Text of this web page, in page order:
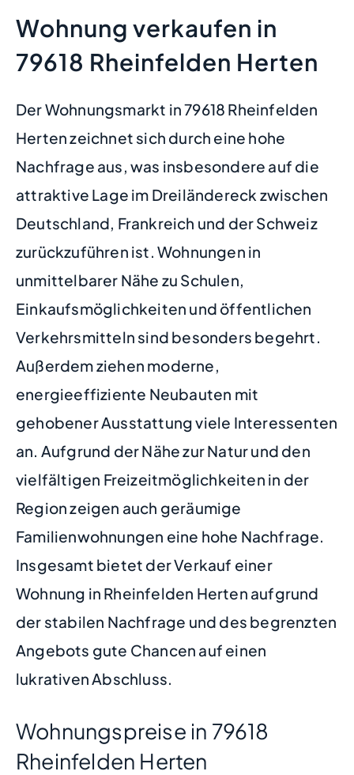
Wohnung verkaufen in
79618 Rheinfelden Herten
Der Wohnungsmarkt in 79618 Rheinfelden
Herten zeichnet sich durch eine hohe
Nachfrage aus, was insbesondere auf die
attraktive Lage im Dreiländereck zwischen
Deutschland, Frankreich und der Schweiz
zurückzuführen ist. Wohnungen in
unmittelbarer Nähe zu Schulen,
Einkaufsmöglichkeiten und öffentlichen
Verkehrsmitteln sind besonders begehrt.
Außerdem ziehen moderne,
energieeffiziente Neubauten mit
gehobener Ausstattung viele Interessenten
an. Aufgrund der Nähe zur Natur und den
vielfältigen Freizeitmöglichkeiten in der
Region zeigen auch geräumige
Familienwohnungen eine hohe Nachfrage.
Insgesamt bietet der Verkauf einer
Wohnung in Rheinfelden Herten aufgrund
der stabilen Nachfrage und des begrenzten
Angebots gute Chancen auf einen
lukrativen Abschluss.
Wohnungspreise in 79618
Rheinfelden Herten